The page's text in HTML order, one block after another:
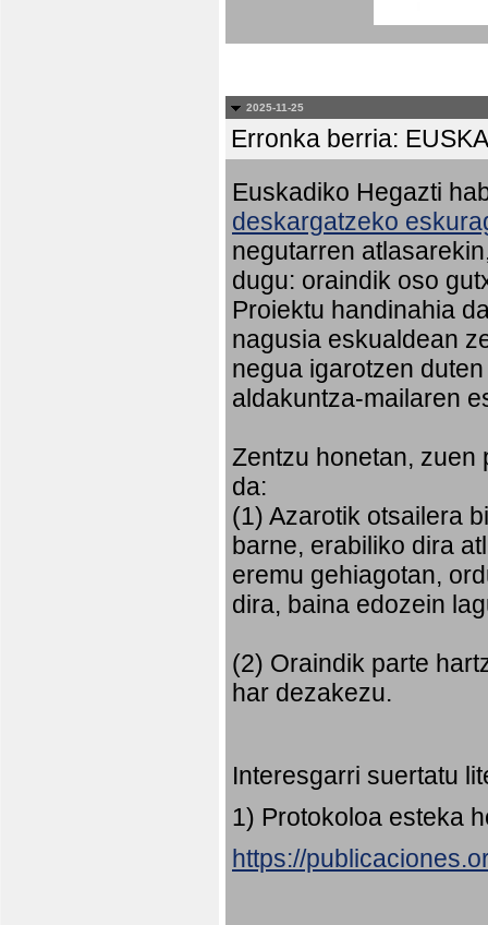
2025-11-25
Erronka berria:
Euskadiko Hegazti
deskargatzeko
negutarren
dugu: oraindik oso
Proiektu handinahia
nagusia eskualdean
negua igarotzen
aldakuntza-mailaren
Zentzu honetan, zuen
da:
(1) Azarotik otsailera
barne, erabiliko dira
eremu gehiagotan,
dira, baina edozein
(2) Oraindik parte
har dezakezu.
Interesgarri suertatu
1) Protokoloa esteka
https://